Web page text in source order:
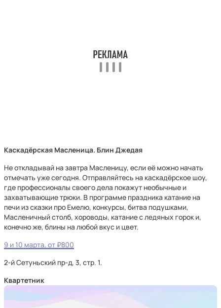
Каскадёрская Масленица. Блин Джедая
Не откладывай на завтра Масленицу, если её можно начать
отмечать уже сегодня. Отправляйтесь на каскадёрское шоу,
где профессионалы своего дела покажут необычные и
захватывающие трюки. В программе праздника катание на
печи из сказки про Емелю, конкурсы, битва подушками,
Масленичный столб, хороводы, катание с ледяных горок и,
конечно же, блины на любой вкус и цвет.
9 и 10 марта, от ₽800
2-й Сетуньский пр-д, 3, стр. 1.
Квартетник